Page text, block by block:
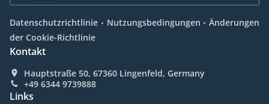
Datenschutzrichtlinie . Nutzungsbedingungen . Änderungen
der Cookie-Richtlinie
Kontakt
Hauptstraße 50, 67360 Lingenfeld, Germany
+49 6344 9739888
Links